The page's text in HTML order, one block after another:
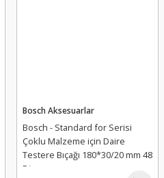
Bosch Aksesuarlar
Bosch - Standard for Serisi
Çoklu Malzeme için Daire
Testere Bıçağı 180*30/20 mm 48
Diş